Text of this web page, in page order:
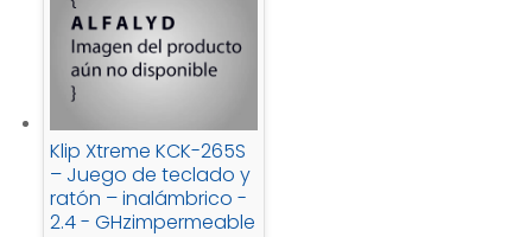
Klip Xtreme KCK-265S
– Juego de teclado y
ratón – inalámbrico -
2.4 - GHzimpermeable